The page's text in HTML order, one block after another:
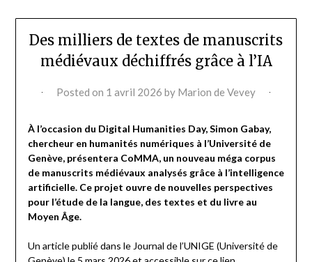
Des milliers de textes de manuscrits
médiévaux déchiffrés grâce à l’IA
Posted on 1 avril 2026 by Marion de Vevey
À l’occasion du Digital Humanities Day, Simon Gabay,
chercheur en humanités numériques à l’Université de
Genève, présentera CoMMA, un nouveau méga corpus
de manuscrits médiévaux analysés grâce à l’intelligence
artificielle. Ce projet ouvre de nouvelles perspectives
pour l’étude de la langue, des textes et du livre au
Moyen Âge.
Un article publié dans le Journal de l’UNIGE (Université de